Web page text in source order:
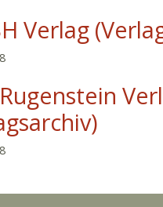
Verlag